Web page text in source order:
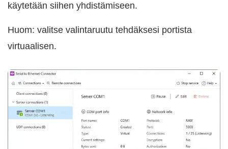
käytetään siihen yhdistämiseen.
Huom: valitse valintaruutu tehdäksesi portista
virtuaalisen.